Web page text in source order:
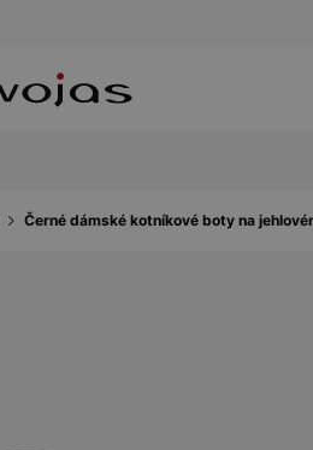
Černé dámské kotníkové boty na